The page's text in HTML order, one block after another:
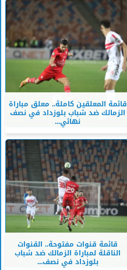
قائمة المعلقين كاملة.. معلق مباراة
الزمالك ضد شباب بلوزداد في نصف
نهائي...
قائمة قنوات مفتوحة.. القنوات
الناقلة لمباراة الزمالك ضد شباب
بلوزداد في نصف...